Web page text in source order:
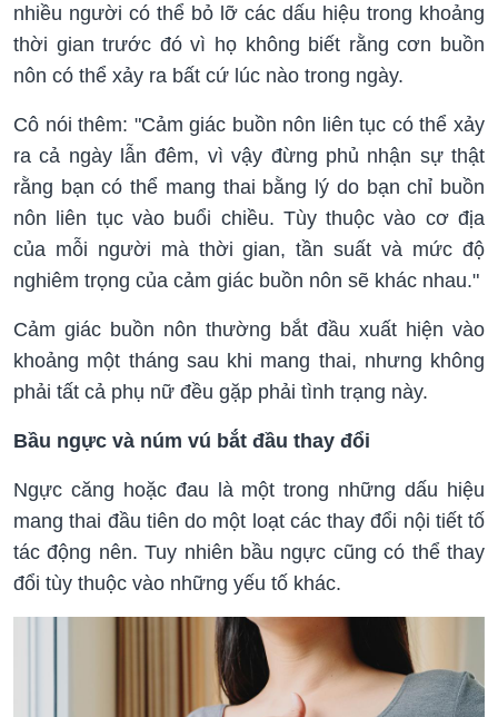
nhiều người có thể bỏ lỡ các dấu hiệu trong khoảng
thời gian trước đó vì họ không biết rằng cơn buồn
nôn có thể xảy ra bất cứ lúc nào trong ngày.
Cô nói thêm: "Cảm giác buồn nôn liên tục có thể xảy
ra cả ngày lẫn đêm, vì vậy đừng phủ nhận sự thật
rằng bạn có thể mang thai bằng lý do bạn chỉ buồn
nôn liên tục vào buổi chiều. Tùy thuộc vào cơ địa
của mỗi người mà thời gian, tần suất và mức độ
nghiêm trọng của cảm giác buồn nôn sẽ khác nhau."
Cảm giác buồn nôn thường bắt đầu xuất hiện vào
khoảng một tháng sau khi mang thai, nhưng không
phải tất cả phụ nữ đều gặp phải tình trạng này.
Bầu ngực và núm vú bắt đầu thay đổi
Ngực căng hoặc đau là một trong những dấu hiệu
mang thai đầu tiên do một loạt các thay đổi nội tiết tố
tác động nên. Tuy nhiên bầu ngực cũng có thể thay
đổi tùy thuộc vào những yếu tố khác.